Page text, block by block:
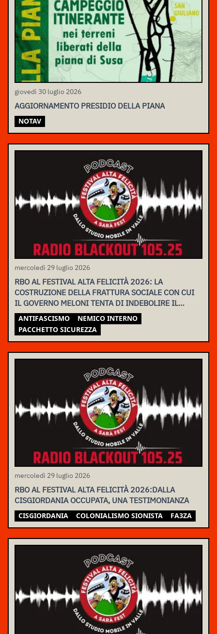
giovedì 30 luglio 2026
AGGIORNAMENTO PRESIDIO DELLA PIANA
NOTAV
mercoledì 29 luglio 2026
RBO AL FESTIVAL ALTA FELICITÀ 2026: LA
COSTRUZIONE DELLA FRATTURA SOCIALE CON CUI
IL GOVERNO MELONI TENTA DI INDEBOLIRE IL
MOVIMENTO
ANTIFASCISMO
NEMICO INTERNO
PACCHETTO SICUREZZA
mercoledì 29 luglio 2026
RBO AL FESTIVAL ALTA FELICITÀ 2026:DALLA
CISGIORDANIA OCCUPATA, UNA TESTIMONIANZA
CISGIORDANIA COLONIALISMO SIONISTA FA3ZA